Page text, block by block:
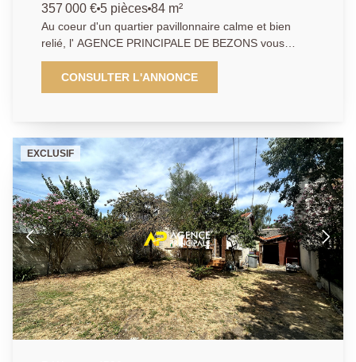
357 000 € 5 pièces 84 m²
Au coeur d'un quartier pavillonnaire calme et bien
relié, l' AGENCE PRINCIPALE DE BEZONS vous
présente en Exclusivité cette magnifique maison
moderne 5 pièces 3 chambres d'environ 86m2 dans
une résidence à taille humaine de 2019. Dès l'entrée,
soignée et des matériaux et prestation de qualité.
Vous bénéficierez donc d'une entrée, un séjour / salle
à manger et d' une superbe cuisine ouverte
entièrement aménagée et équipée de très bonne
facture. Pour compléter le rez-de-chaussée : un
espace de rangement sous l'escalier, ainsi qu'une
pièce avec lave-mains et arrivées d'eau pour
positionner machine à laver et sèche-linge. La visite
se poursuit à l'étage par un agréable palier
desservant trois belles chambres dont une suite
parentale avec sa salle d'eau privative ainsi que des
Wc individuels. A noter qu'une place de parking vient
compléter la prestation. Côté extérieur : une terrasse
CONSULTER L'ANNONCE
EXCLUSIF